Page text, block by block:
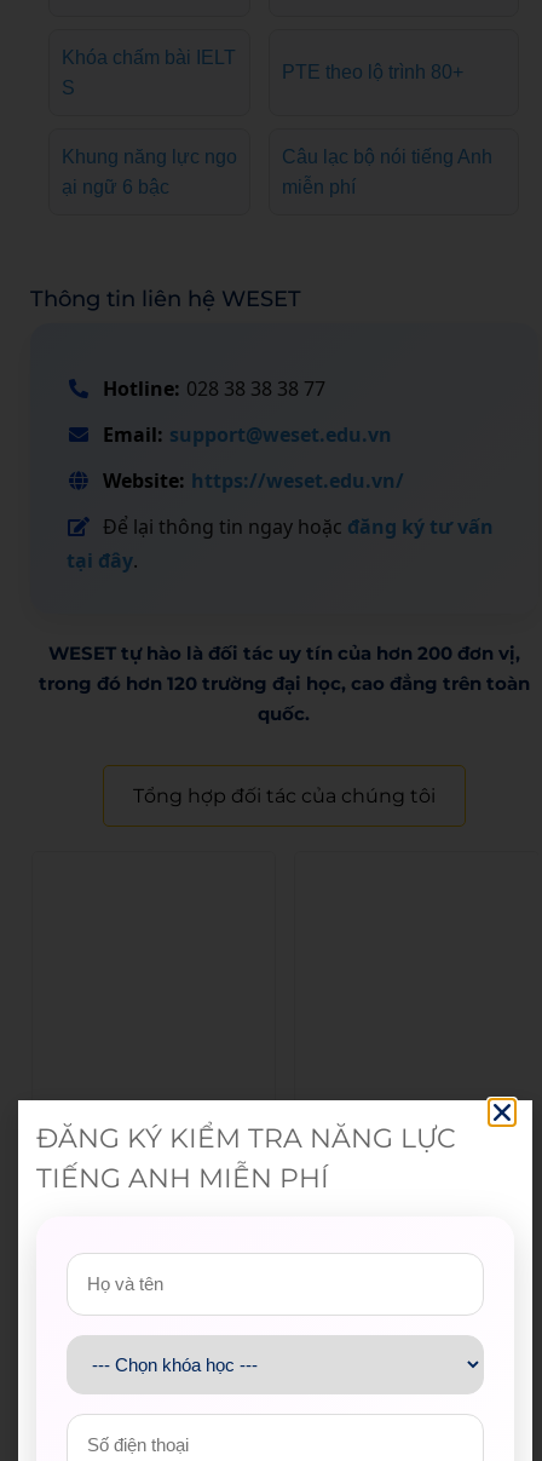
Khóa chấm bài IELT
S
PTE theo lộ trình 80+
Khung năng lực ngo
ại ngữ 6 bậc
Câu lạc bộ nói tiếng Anh
miễn phí
Thông tin liên hệ WESET
Hotline: 028 38 38 38 77
Email: support@weset.edu.vn
Website: https://weset.edu.vn/
Để lại thông tin ngay hoặc đăng ký tư vấn
tại đây.
WESET tự hào là đối tác uy tín của hơn 200 đơn vị,
trong đó hơn 120 trường đại học, cao đẳng trên toàn
quốc.​
Tổng hợp đối tác của chúng tôi
ĐĂNG KÝ KIỂM TRA NĂNG LỰC
TIẾNG ANH MIỄN PHÍ